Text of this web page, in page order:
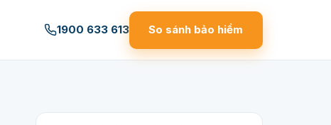
1900 633 613 So sánh bảo hiểm